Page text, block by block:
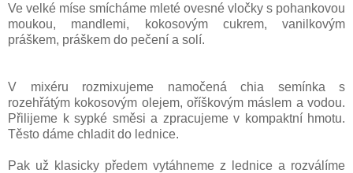
Ve velké míse smícháme mleté ovesné vločky s pohankovou
moukou, mandlemi, kokosovým cukrem, vanilkovým
práškem, práškem do pečení a solí.
V mixéru rozmixujeme namočená chia semínka s
rozehřátým kokosovým olejem, oříškovým máslem a vodou.
Přilijeme k sypké směsi a zpracujeme v kompaktní hmotu.
Těsto dáme chladit do lednice.
Pak už klasicky předem vytáhneme z lednice a rozválíme